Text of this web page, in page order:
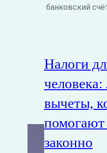
банковский
Налоги
вычеты,
помогают
законно